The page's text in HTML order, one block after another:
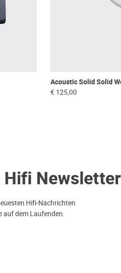
Acoustic Solid Solid
€ 125,00
Hifi Newsletter
Hifi-Nachrichten
auf dem Laufenden.